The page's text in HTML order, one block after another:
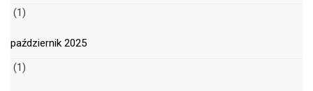
(1)
październik 2025
(1)